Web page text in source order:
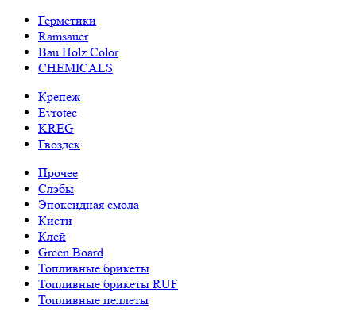
Герметики
Ramsauer
Bau Holz Color
CHEMICALS
Крепеж
Evrotec
KREG
Гвоздек
Прочее
Слэбы
Эпоксидная смола
Кисти
Клей
Green Board
Топливные брикеты
Топливные брикеты RUF
Топливные пеллеты